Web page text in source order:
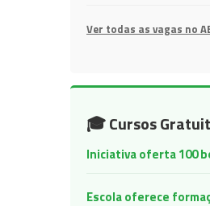
Ver todas as vagas no
🎓 Cursos
Iniciativa oferta 100
Escola oferece